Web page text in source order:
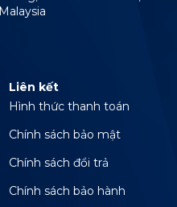
Liên kết
Hình thức thanh toán
Chính sách bảo mật
Chính sách đổi trả
Chính sách bảo hành